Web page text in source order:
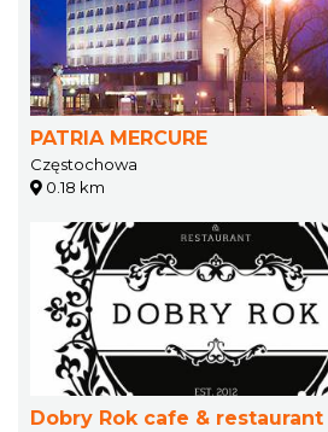
PATRIA MERCURE
Częstochowa
0.18 km
Dobry Rok cafe & restaurant